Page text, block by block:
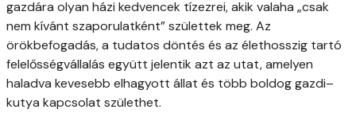
gazdára olyan házi kedvencek tízezrei, akik valaha „csak
nem kívánt szaporulatként” születtek meg. Az
örökbefogadás, a tudatos döntés és az élethosszig tartó
felelősségvállalás együtt jelentik azt az utat, amelyen
haladva kevesebb elhagyott állat és több boldog gazdi–
kutya kapcsolat születhet.